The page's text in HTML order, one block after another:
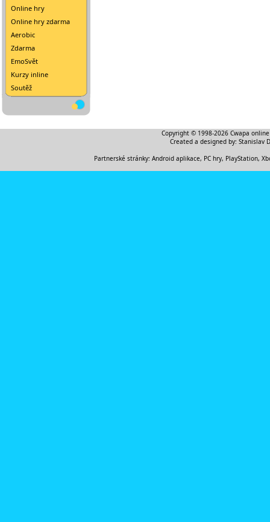
Online hry
Online hry zdarma
Aerobic
Zdarma
EmoSvět
Kurzy inline
Soutěž
Copyright © 1998-2026 Cwapa
Created a designed by: Stanislav
Partnerské stránky: Android aplikace, PC hry, PlayStation,